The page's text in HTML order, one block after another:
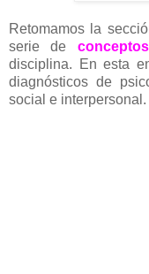
Retomamos la
serie de
disciplina. En esta
diagnósticos de
social e interpersonal.